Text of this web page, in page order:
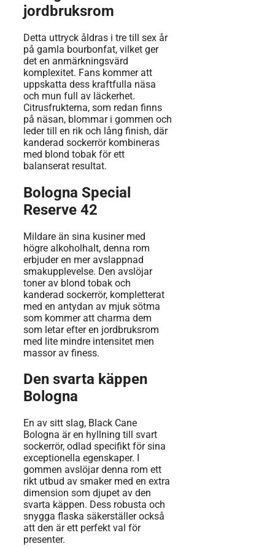
jordbruksrom
Detta uttryck åldras i tre till sex år
på gamla bourbonfat, vilket ger
det en anmärkningsvärd
komplexitet. Fans kommer att
uppskatta dess kraftfulla näsa
och mun full av läckerhet.
Citrusfrukterna, som redan finns
på näsan, blommar i gommen och
leder till en rik och lång finish, där
kanderad sockerrör kombineras
med blond tobak för ett
balanserat resultat.
Bologna Special
Reserve 42
Mildare än sina kusiner med
högre alkoholhalt, denna rom
erbjuder en mer avslappnad
smakupplevelse. Den avslöjar
toner av blond tobak och
kanderad sockerrör, kompletterat
med en antydan av mjuk sötma
som kommer att charma dem
som letar efter en jordbruksrom
med lite mindre intensitet men
massor av finess.
Den svarta käppen
Bologna
En av sitt slag, Black Cane
Bologna är en hyllning till svart
sockerrör, odlad specifikt för sina
exceptionella egenskaper. I
gommen avslöjar denna rom ett
rikt utbud av smaker med en extra
dimension som djupet av den
svarta käppen. Dess robusta och
snygga flaska säkerställer också
att den är ett perfekt val för
presenter.